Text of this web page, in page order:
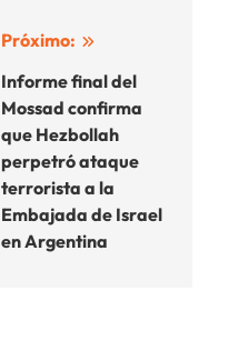
Próximo:
Informe final del
Mossad confirma
que Hezbollah
perpetró ataque
terrorista a la
Embajada de Israel
en Argentina